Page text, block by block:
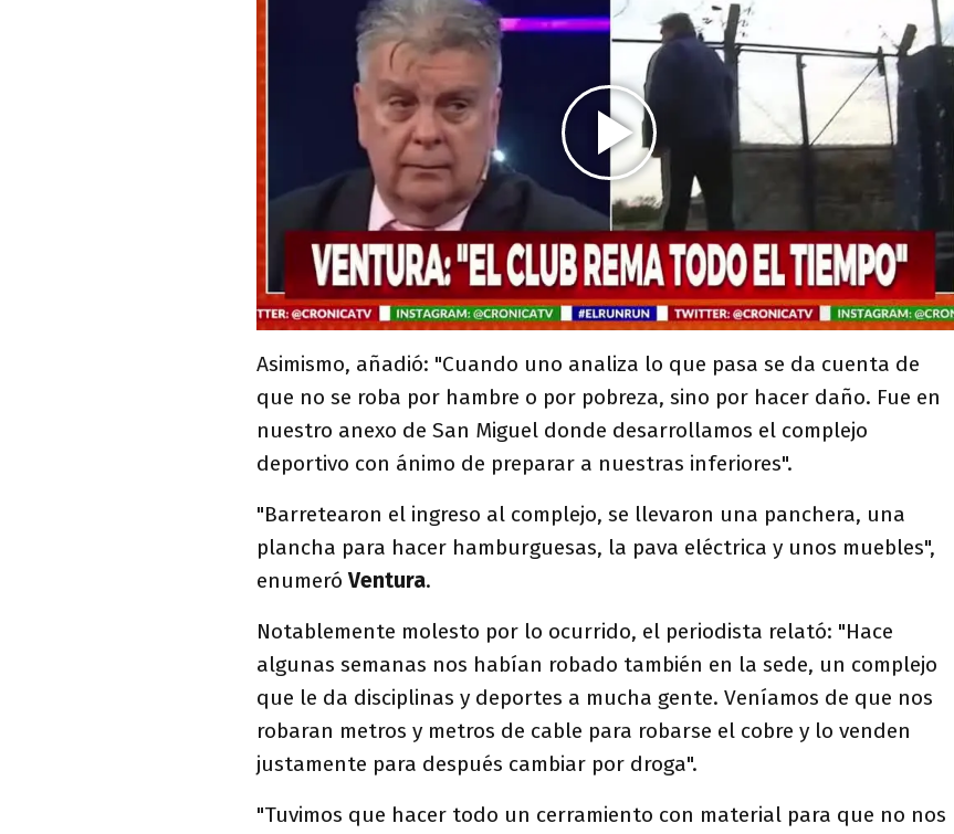
Asimismo, añadió: "Cuando uno analiza lo que pasa se da cuenta de
que no se roba por hambre o por pobreza, sino por hacer daño. Fue en
nuestro anexo de San Miguel donde desarrollamos el complejo
deportivo con ánimo de preparar a nuestras inferiores".
"Barretearon el ingreso al complejo, se llevaron una panchera, una
plancha para hacer hamburguesas, la pava eléctrica y unos muebles",
enumeróVentura.
Notablemente molesto por lo ocurrido, el periodista relató: "Hace
algunas semanas nos habían robado también en la sede, un complejo
que le da disciplinas y deportes a mucha gente. Veníamos de que nos
robaran metros y metros de cable para robarse el cobre y lo venden
justamente para después cambiar por droga".
"Tuvimos que hacer todo un cerramiento con material para que no nos